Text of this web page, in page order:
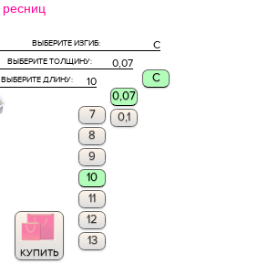
ресниц
C
ВЫБЕРИТЕ ИЗГИБ:
0,07
ВЫБЕРИТЕ ТОЛЩИНУ:
10
ВЫБЕРИТЕ ДЛИНУ:
C
0,07
7
8
9
10
11
12
13
0,1
КУПИТЬ